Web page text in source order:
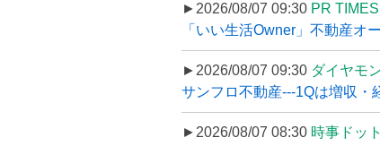
►2026/08/07 09:30 PR TIMES
「いい生活Owner」不動産オ
►2026/08/07 09:30 ダイヤモ
サンフロ不動産---1Qは増収・
►2026/08/07 08:30 時事ドッ